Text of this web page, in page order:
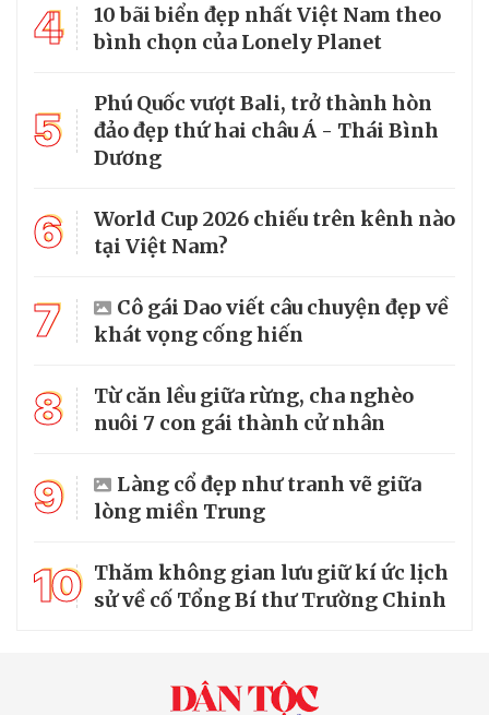
4
10 bãi biển đẹp nhất Việt Nam theo
bình chọn của Lonely Planet
5
Phú Quốc vượt Bali, trở thành hòn
đảo đẹp thứ hai châu Á - Thái Bình
Dương
6
World Cup 2026 chiếu trên kênh nào
tại Việt Nam?
7
Cô gái Dao viết câu chuyện đẹp về
khát vọng cống hiến
8
Từ căn lều giữa rừng, cha nghèo
nuôi 7 con gái thành cử nhân
9
Làng cổ đẹp như tranh vẽ giữa
lòng miền Trung
10 Thăm không gian lưu giữ kí ức lịch
sử về cố Tổng Bí thư Trường Chinh